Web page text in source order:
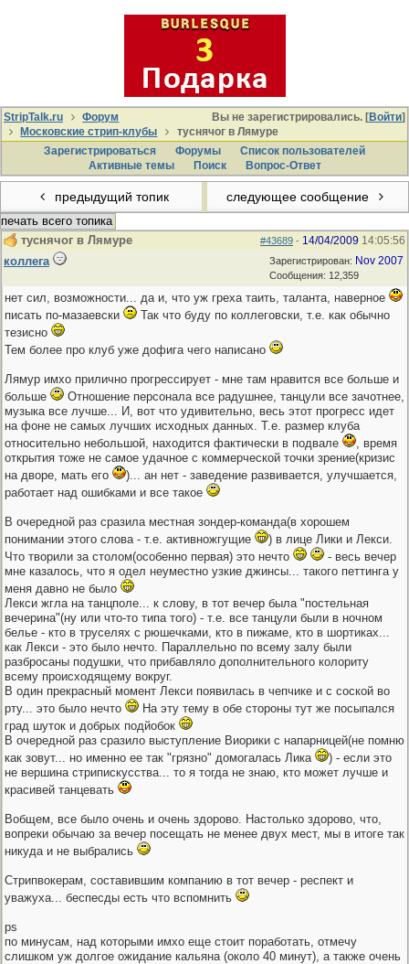
Вы не зарегистрировались. [Войти]
StripTalk.ru
Форум
Московские стрип-клубы
туснячог в Лямуре
Зарегистрироваться
Форумы
Список пользователей
Активные темы
Поиcк Вопрос-Ответ
предыдущий топик следующее сообщение
печать всего топика
#43689 - 14/04/2009 14:05:56
туснячог в Лямуре
Зарегистрирован: Nov 2007
Сообщения: 12,359
коллега
нет сил, возможности... да и, что уж греха таить, таланта, наверное
писать по-мазаевски
Так что буду по коллеговски, т.е. как обычно
тезисно
Тем более про клуб уже дофига чего написано
Лямур имхо прилично прогрессирует - мне там нравится все больше и
больше
Отношение персонала все радушнее, танцули все зачотнее,
музыка все лучше... И, вот что удивительно, весь этот прогресс идет
на фоне не самых лучших исходных данных. Т.е. размер клуба
относительно небольшой, находится фактически в подвале
, время
открытия тоже не самое удачное с коммерческой точки зрение(кризис
на дворе, мать его
)... ан нет - заведение развивается, улучшается,
работает над ошибками и все такое
В очередной раз сразила местная зондер-команда(в хорошем
понимании этого слова - т.е. активножгущие
) в лице Лики и Лекси.
Что творили за столом(особенно первая) это нечто
- весь вечер
мне казалось, что я одел неуместно узкие джинсы... такого петтинга у
меня давно не было
Лекси жгла на танцполе... к слову, в тот вечер была "постельная
вечерина"(ну или что-то типа того) - т.е. все танцули были в ночном
белье - кто в труселях с рюшечками, кто в пижаме, кто в шортиках...
как Лекси - это было нечто. Параллельно по всему залу были
разбросаны подушки, что прибавляло дополнительного колориту
всему происходящему вокруг.
В один прекрасный момент Лекси появилась в чепчике и с соской во
рту... это было нечто
На эту тему в обе стороны тут же посыпался
град шуток и добрых подйобок
В очередной раз сразило выступление Виорики с напарницей(не помню
как зовут... но именно ее так "грязно" домогалась Лика
) - если это
не вершина стрипискусства... то я тогда не знаю, кто может лучше и
красивей танцевать
Вобщем, все было очень и очень здорово. Настолько здорово, что,
вопреки обычаю за вечер посещать не менее двух мест, мы в итоге так
никуда и не выбрались
Стрипвокерам, составившим компанию в тот вечер - респект и
уважуха... беспесды есть что вспомнить
ps
по минусам, над которыми имхо еще стоит поработать, отмечу
слишком уж долгое ожидание кальяна (около 40 минут), а также очень